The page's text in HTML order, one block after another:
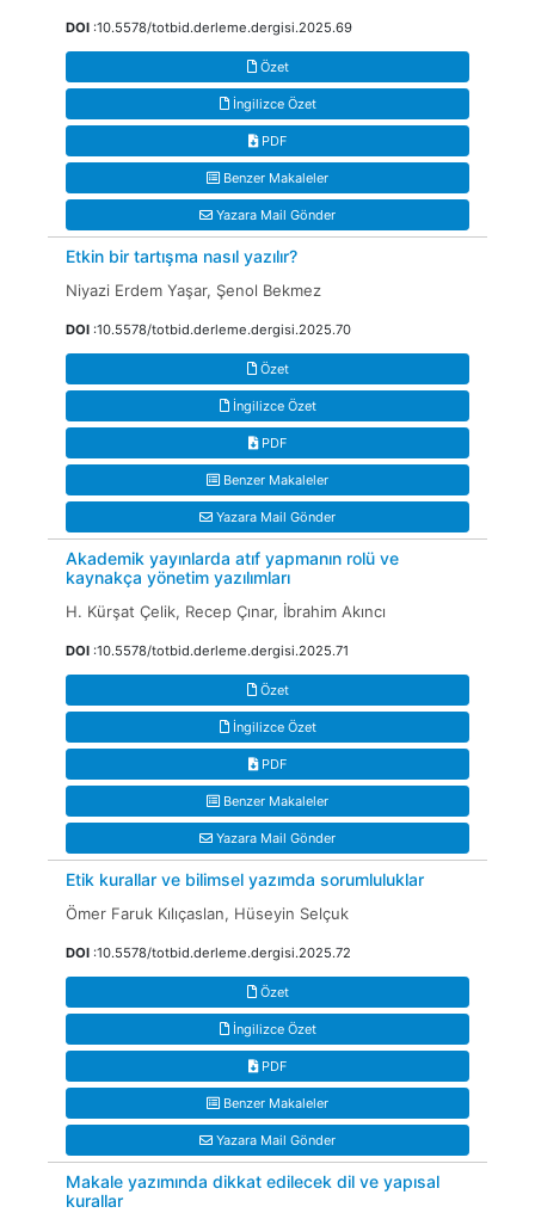
DOI :10.5578/totbid.derleme.dergisi.2025.69
Özet
İngilizce Özet
PDF
Benzer Makaleler
Yazara Mail Gönder
Etkin bir tartışma nasıl yazılır?
Niyazi Erdem Yaşar, Şenol Bekmez
DOI :10.5578/totbid.derleme.dergisi.2025.70
Özet
İngilizce Özet
PDF
Benzer Makaleler
Yazara Mail Gönder
Akademik yayınlarda atıf yapmanın rolü ve
kaynakça yönetim yazılımları
H. Kürşat Çelik, Recep Çınar, İbrahim Akıncı
DOI :10.5578/totbid.derleme.dergisi.2025.71
Özet
İngilizce Özet
PDF
Benzer Makaleler
Yazara Mail Gönder
Etik kurallar ve bilimsel yazımda sorumluluklar
Ömer Faruk Kılıçaslan, Hüseyin Selçuk
DOI :10.5578/totbid.derleme.dergisi.2025.72
Özet
İngilizce Özet
PDF
Benzer Makaleler
Yazara Mail Gönder
Makale yazımında dikkat edilecek dil ve yapısal
kurallar